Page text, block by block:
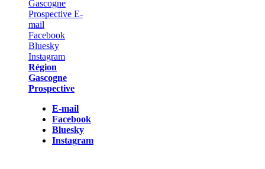
Région
Gascogne
Prospective
E-mail
Facebook
Bluesky
Instagram